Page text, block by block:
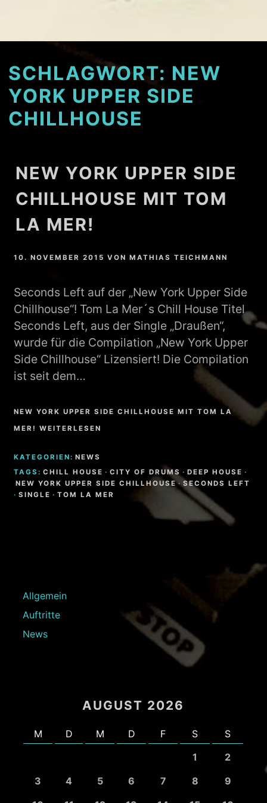
SCHLAGWORT: NEW
YORK UPPER SIDE
CHILLHOUSE
NEW YORK UPPER SIDE
CHILLHOUSE MIT TOM
LA MER!
10. NOVEMBER 2015 VONMATHIAS TEICHMANN
Seconds Left auf der „New York Upper Side
Chillhouse“! Tom La Mer´s Chill House Titel
Seconds Left, aus der Single „Draußen“,
wurde für die Compilation „New York Upper
Side Chillhouse“ Lizensiert! Die Compilation
ist seit dem…
NEW YORK UPPER SIDE CHILLHOUSE MIT TOM LA
MER! WEITERLESEN
KATEGORIEN: NEWS
TAGS: CHILL HOUSE · CITY OF DRUMS · DEEP HOUSE ·
NEW YORK UPPER SIDE CHILLHOUSE · SECONDS LEFT
· SINGLE · TOM LA MER
Allgemein
Auftritte
News
AUGUST 2026
M D M D F S
S
1
2
3
4 5 6 7 8
9